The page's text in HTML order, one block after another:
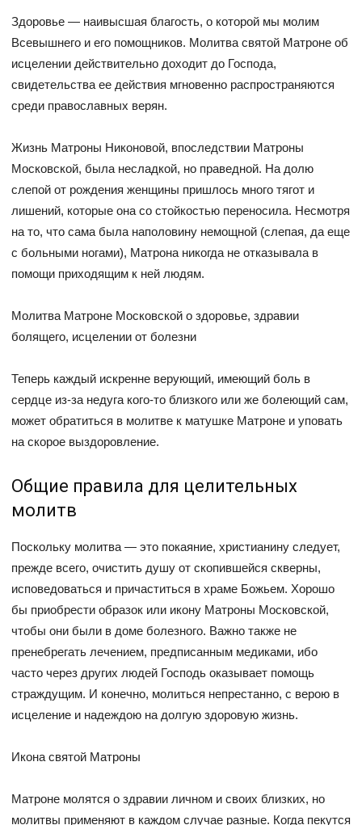
Здоровье — наивысшая благость, о которой мы молим
Всевышнего и его помощников. Молитва святой Матроне об
исцелении действительно доходит до Господа,
свидетельства ее действия мгновенно распространяются
среди православных верян.
Жизнь Матроны Никоновой, впоследствии Матроны
Московской, была несладкой, но праведной. На долю
слепой от рождения женщины пришлось много тягот и
лишений, которые она со стойкостью переносила. Несмотря
на то, что сама была наполовину немощной (слепая, да еще
с больными ногами), Матрона никогда не отказывала в
помощи приходящим к ней людям.
Молитва Матроне Московской о здоровье, здравии
болящего, исцелении от болезни
Теперь каждый искренне верующий, имеющий боль в
сердце из-за недуга кого-то близкого или же болеющий сам,
может обратиться в молитве к матушке Матроне и уповать
на скорое выздоровление.
Общие правила для целительных
молитв
Поскольку молитва — это покаяние, христианину следует,
прежде всего, очистить душу от скопившейся скверны,
исповедоваться и причаститься в храме Божьем. Хорошо
бы приобрести образок или икону Матроны Московской,
чтобы они были в доме болезного. Важно также не
пренебрегать лечением, предписанным медиками, ибо
часто через других людей Господь оказывает помощь
страждущим. И конечно, молиться непрестанно, с верою в
исцеление и надеждою на долгую здоровую жизнь.
Икона святой Матроны
Матроне молятся о здравии личном и своих близких, но
молитвы применяют в каждом случае разные. Когда пекутся